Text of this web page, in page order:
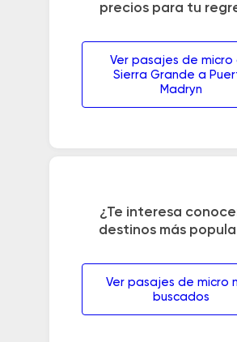
precios para tu
Ver pasajes de micro
Sierra Grande a
Madryn
¿Te interesa
destinos más
Ver pasajes de micro
buscados